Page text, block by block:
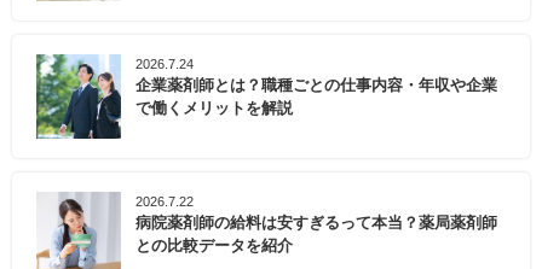
2026.7.24
企業薬剤師とは？職種ごとの仕事内容・年収や企業
で働くメリットを解説
2026.7.22
病院薬剤師の給料は安すぎるって本当？薬局薬剤師
との比較データを紹介